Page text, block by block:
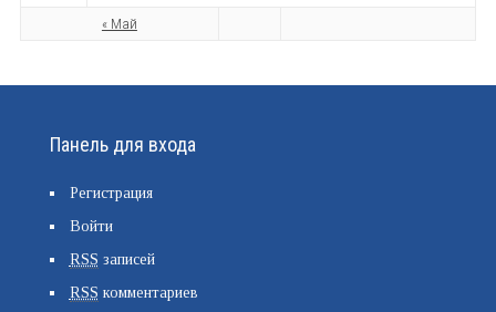
« Май
Панель для входа
Регистрация
Войти
RSS записей
RSS комментариев